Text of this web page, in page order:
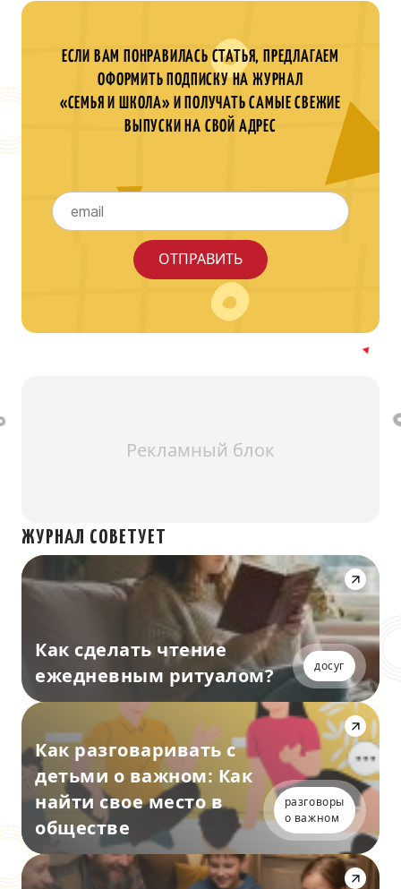
ЕСЛИ ВАМ ПОНРАВИЛАСЬ СТАТЬЯ, ПРЕДЛАГАЕМ
ОФОРМИТЬ ПОДПИСКУ НА ЖУРНАЛ
«СЕМЬЯ И ШКОЛА» И ПОЛУЧАТЬ САМЫЕ СВЕЖИЕ
ВЫПУСКИ НА СВОЙ АДРЕС
Рекламный блок
ЖУРНАЛ СОВЕТУЕТ
Как сделать чтение
ежедневным ритуалом?
досуг
Как разговаривать с
детьми о важном: Как
найти свое место в
обществе
разговоры
о важном